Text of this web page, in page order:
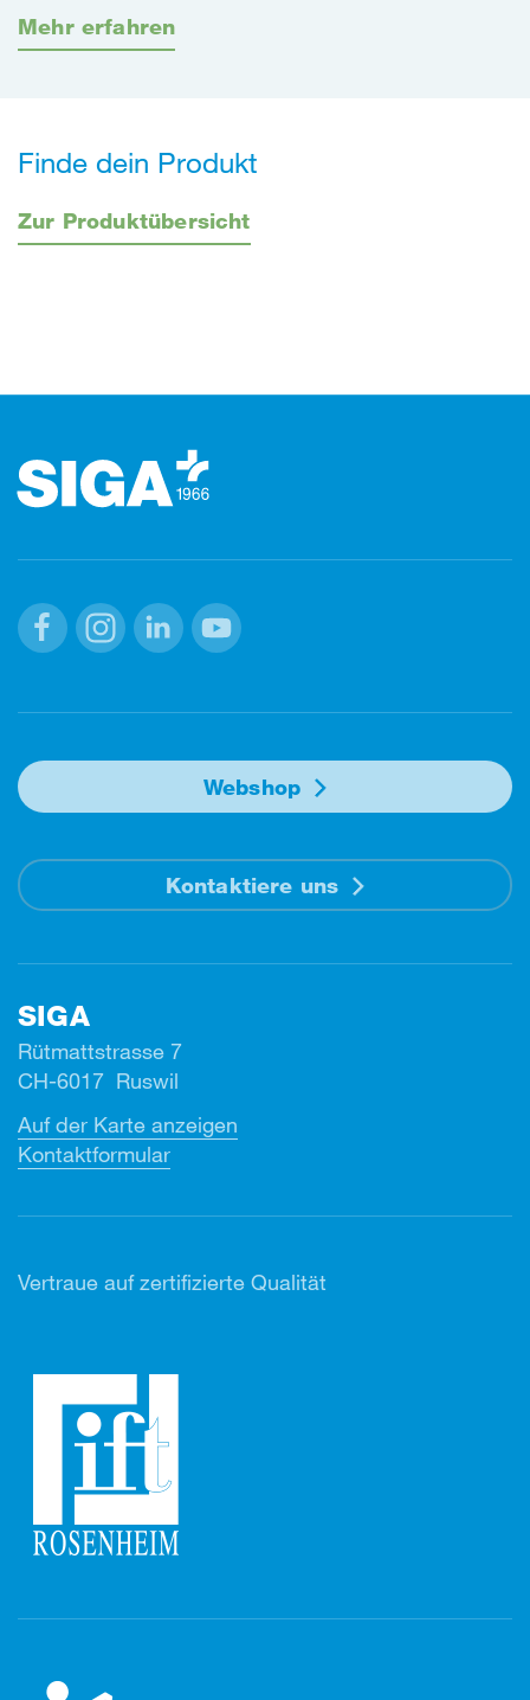
Mehr erfahren
Finde dein Produkt
Zur Produktübersicht
Webshop
Kontaktiere uns
SIGA
Rütmattstrasse 7
CH-6017 Ruswil
Auf der Karte anzeigen
Kontaktformular
Vertraue auf zertifizierte Qualität